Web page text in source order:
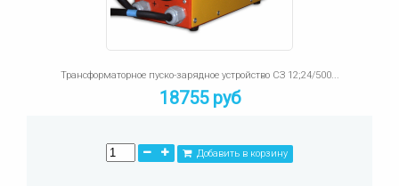
Трансформаторное пуско-зарядное устройство СЗ 12;24/500...
18755 руб
Добавить в корзину